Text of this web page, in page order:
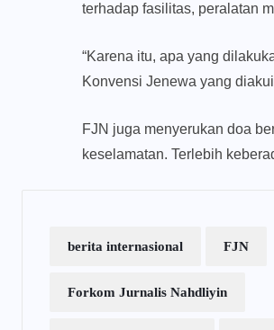
terhadap fasilitas, peralatan
“Karena itu, apa yang
Konvensi Jenewa yang
FJN juga menyerukan doa
keselamatan. Terlebih
berita internasional FJN
Forkom Jurnalis Nahdliyin